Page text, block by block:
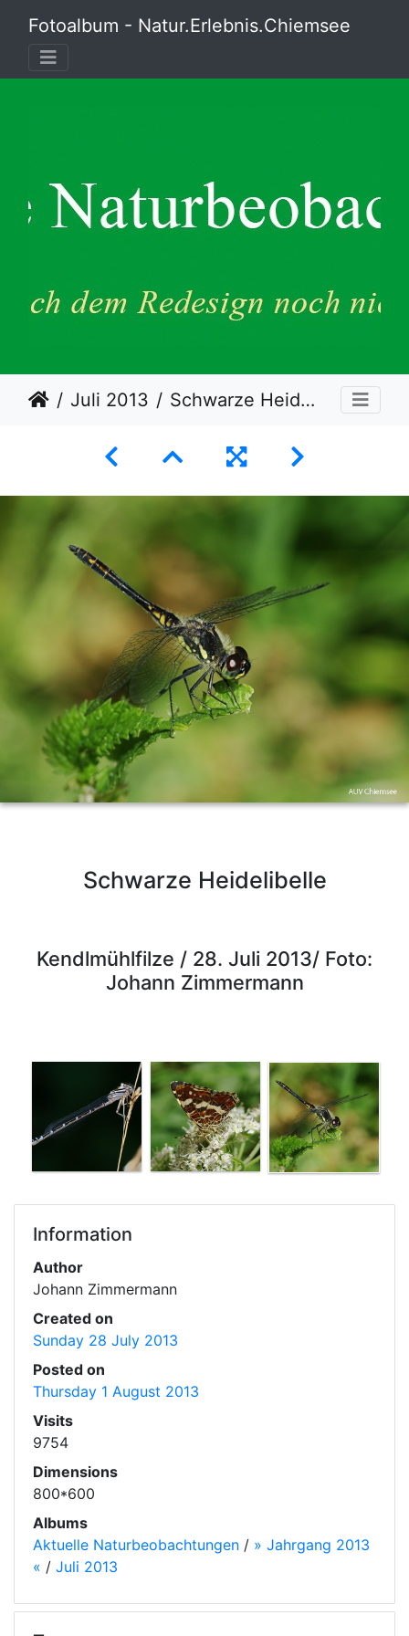
Fotoalbum - Natur.Erlebnis.Chiemsee
Juli 2013 Schwarze Heidelibelle
Schwarze Heidelibelle
Kendlmühlfilze / 28. Juli 2013/ Foto:
Johann Zimmermann
Information
Author
Johann Zimmermann
Created on
Sunday 28 July 2013
Posted on
Thursday 1 August 2013
Visits
9754
Dimensions
800*600
Albums
Aktuelle Naturbeobachtungen / » Jahrgang 2013
« / Juli 2013